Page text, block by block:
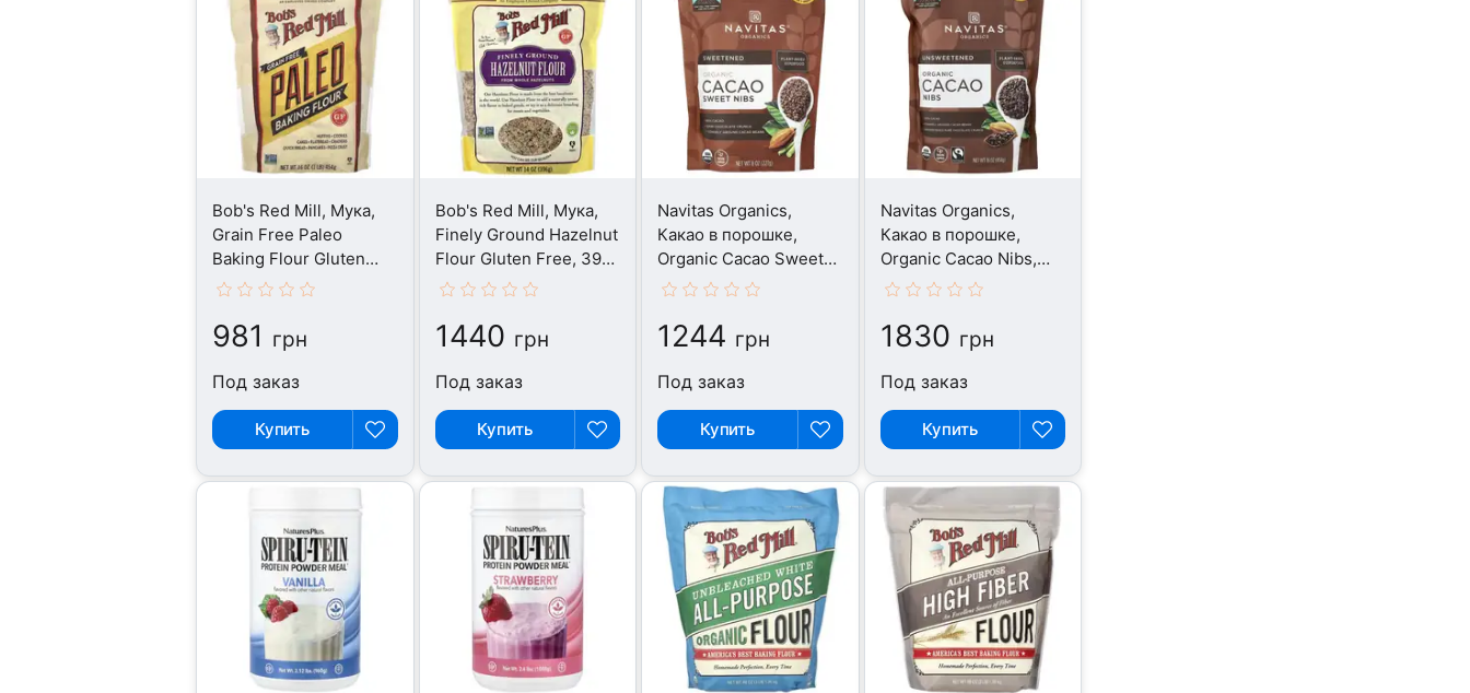
Bob's Red Mill, Мука,
Grain Free Paleo
Baking Flour Gluten
Free, 454 г
981 грн
Под заказ
Купить
Bob's Red Mill, Мука,
Finely Ground Hazelnut
Flour Gluten Free, 396
г
1440 грн
Под заказ
Купить
Navitas Organics,
Какао в порошке,
Organic Cacao Sweet
Nibs, 227 г
1244 грн
Под заказ
Купить
Navitas Organics,
Какао в порошке,
Organic Cacao Nibs,
454 г
1830 грн
Под заказ
Купить